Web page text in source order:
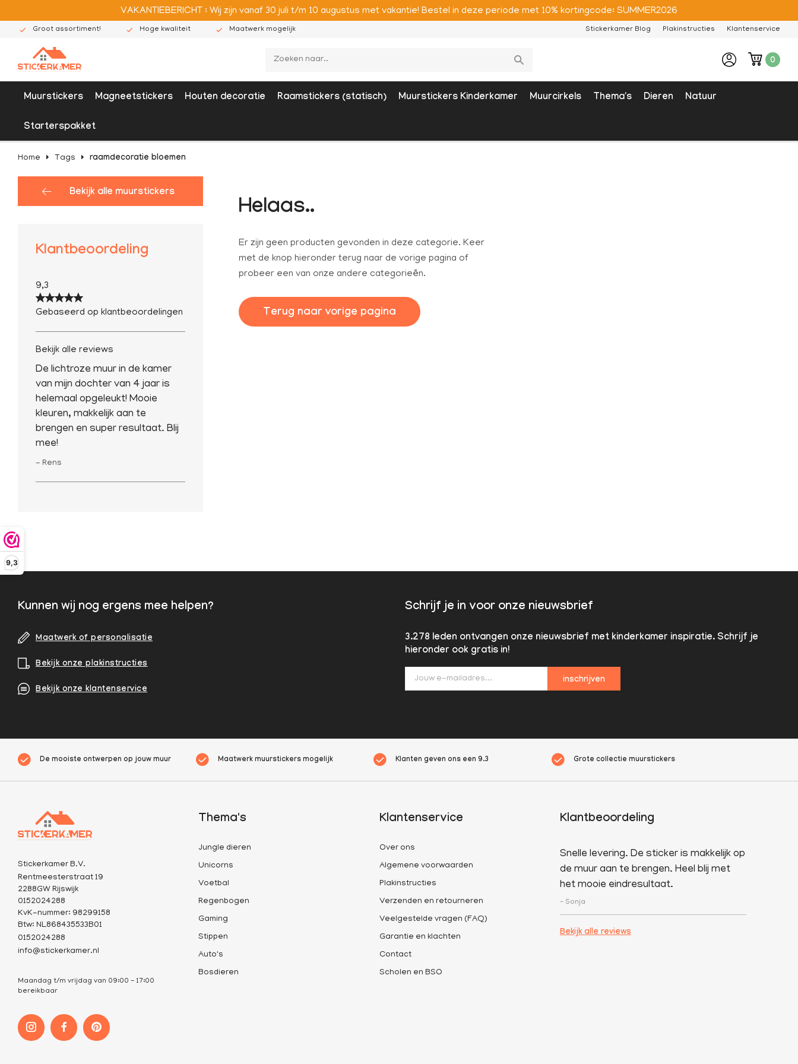
9,3
VAKANTIEBERICHT : Wij zijn vanaf 30 juli t/m 10 augustus met vakantie! Bestel in deze periode met 10% kortingcode: SUMMER2026
Groot assortiment! Hoge kwaliteit Maatwerk mogelijk Stickerkamer Blog Plakinstructies Klantenservice
0
Muurstickers Magneetstickers Houten decoratie Raamstickers (statisch) Muurstickers Kinderkamer Muurcirkels Thema's Dieren Natuur
Starterspakket
Home Tags raamdecoratie bloemen
Bekijk alle muurstickers
Klantbeoordeling
9,3
Gebaseerd op klantbeoordelingen
Bekijk alle reviews
De lichtroze muur in de kamer
van mijn dochter van 4 jaar is
helemaal opgeleukt! Mooie
kleuren, makkelijk aan te
brengen en super resultaat. Blij
mee!
- Rens
Helaas..
Er zijn geen producten gevonden in deze categorie. Keer
met de knop hieronder terug naar de vorige pagina of
probeer een van onze andere categorieën.
Terug naar vorige pagina
Kunnen wij nog ergens mee helpen?
Maatwerk of personalisatie
Bekijk onze plakinstructies
Bekijk onze klantenservice
Schrijf je in voor onze nieuwsbrief
3.278 leden ontvangen onze nieuwsbrief met kinderkamer inspiratie. Schrijf je
hieronder ook gratis in!
inschrijven
De mooiste ontwerpen op jouw muur Maatwerk muurstickers mogelijk Klanten geven ons een9.3 Grote collectie muurstickers
Stickerkamer B.V.
Rentmeesterstraat 19
2288GW Rijswijk
0152024288
KvK-nummer: 98299158
Btw: NL868435533B01
0152024288
info@stickerkamer.nl
Maandag t/m vrijdag van 09:00 - 17:00
bereikbaar
Thema's
Jungle dieren
Unicorns
Voetbal
Regenbogen
Gaming
Stippen
Auto's
Bosdieren
Klantenservice
Over ons
Algemene voorwaarden
Plakinstructies
Verzenden en retourneren
Veelgestelde vragen (FAQ)
Garantie en klachten
Contact
Scholen en BSO
Klantbeoordeling
Snelle levering. De sticker is makkelijk op
de muur aan te brengen. Heel blij met
het mooie eindresultaat.
- Sonja
Bekijk alle reviews